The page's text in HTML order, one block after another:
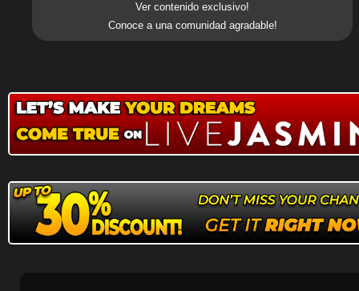
Ver contenido exclusivo!
Conoce a una comunidad agradable!